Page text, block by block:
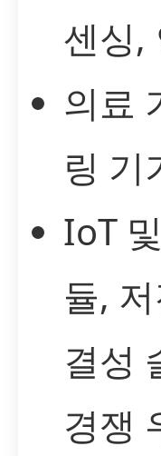
센싱,
의료
링 기
IoT
듈,
결성
경쟁